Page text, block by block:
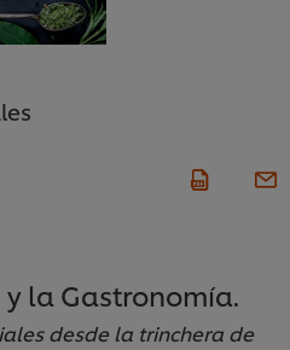
y la Gastronomía.
desde la trinchera de